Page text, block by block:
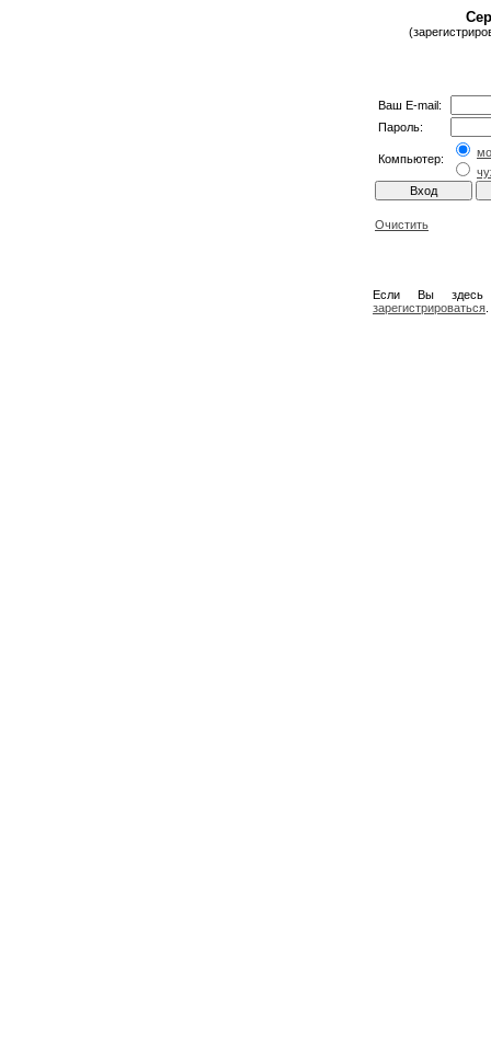
Ваш E-mail:
Пароль:
Компьютер:
Очистить
Если Вы
зарегистрироваться